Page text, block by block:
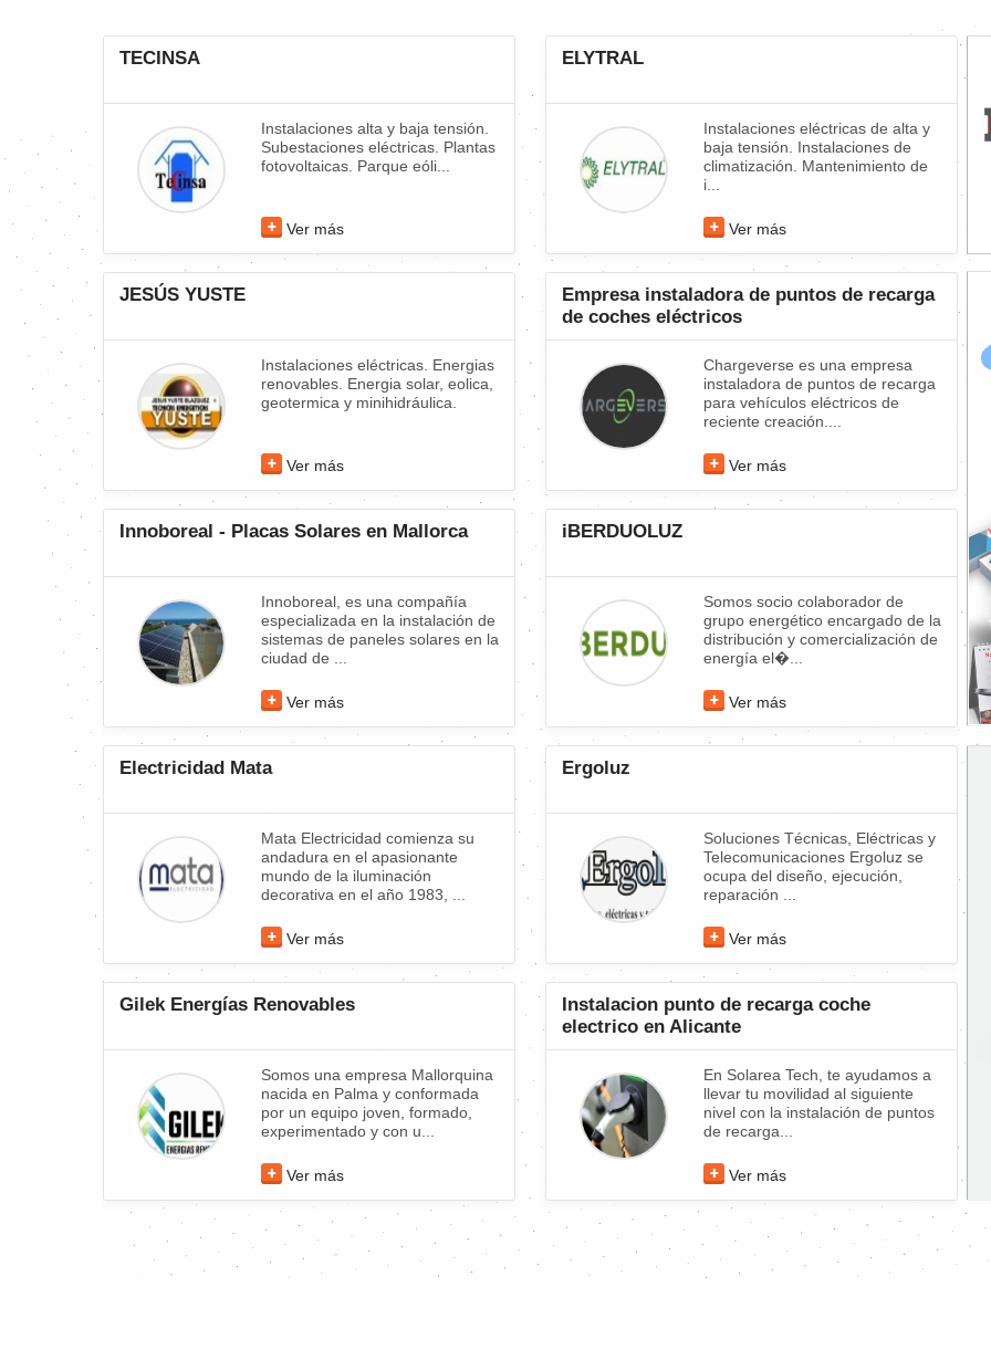
TECINSA
Instalaciones alta y baja tensión.
Subestaciones eléctricas. Plantas
fotovoltaicas. Parque eóli...
Ver más
ELYTRAL
Instalaciones eléctricas de alta y
baja tensión. Instalaciones de
climatización. Mantenimiento de
i...
Ver más
JESÚS YUSTE
Instalaciones eléctricas. Energias
renovables. Energia solar, eolica,
geotermica y minihidráulica.
Ver más
Empresa instaladora de puntos de recarga
de coches eléctricos
Chargeverse es una empresa
instaladora de puntos de recarga
para vehículos eléctricos de
reciente creación....
Ver más
Innoboreal - Placas Solares en Mallorca
Innoboreal, es una compañía
especializada en la instalación de
sistemas de paneles solares en la
ciudad de ...
Ver más
iBERDUOLUZ
Somos socio colaborador de
grupo energético encargado de la
distribución y comercialización de
energía el�...
Ver más
Electricidad Mata
Mata Electricidad comienza su
andadura en el apasionante
mundo de la iluminación
decorativa en el año 1983, ...
Ver más
Ergoluz
Soluciones Técnicas, Eléctricas y
Telecomunicaciones Ergoluz se
ocupa del diseño, ejecución,
reparación ...
Ver más
Gilek Energías Renovables
Somos una empresa Mallorquina
nacida en Palma y conformada
por un equipo joven, formado,
experimentado y con u...
Ver más
Instalacion punto de recarga coche
electrico en Alicante
En Solarea Tech, te ayudamos a
llevar tu movilidad al siguiente
nivel con la instalación de puntos
de recarga...
Ver más